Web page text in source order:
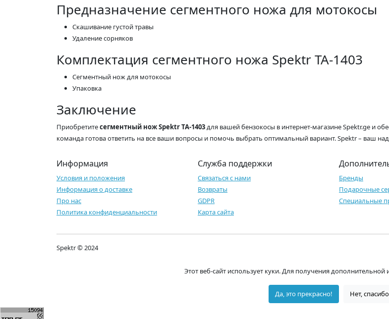
Предназначение сегментного ножа для мотокосы
Скашивание густой травы
Удаление сорняков
Комплектация сегментного ножа Spektr TA-1403
Сегментный нож для мотокосы
Упаковка
Заключение
Приобретитесегментный нож Spektr TA-1403для вашей бензокосы в интернет-магазине Spektr.ge и
команда готова ответить на все ваши вопросы и помочь выбрать оптимальный вариант. Spektr – ваш
Информация
Условия и положения
Информация о доставке
Про нас
Политика конфиденциальности
Служба поддержки
Связаться с нами
Возвраты
GDPR
Карта сайта
Бренды
Подарочные
Специальные
Spektr © 2024
Этот веб-сайт использует куки. Для получения
Да, это прекрасно! Нет,